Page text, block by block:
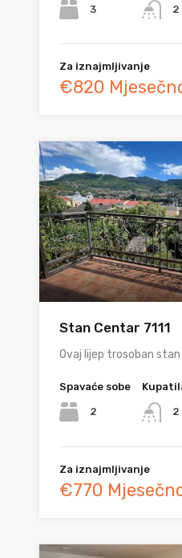
3 2
Za iznajmljivanje
€820
Stan Centar 7111
Ovaj lijep trosoban
Spavaće sobe
2 2
Za iznajmljivanje
€770